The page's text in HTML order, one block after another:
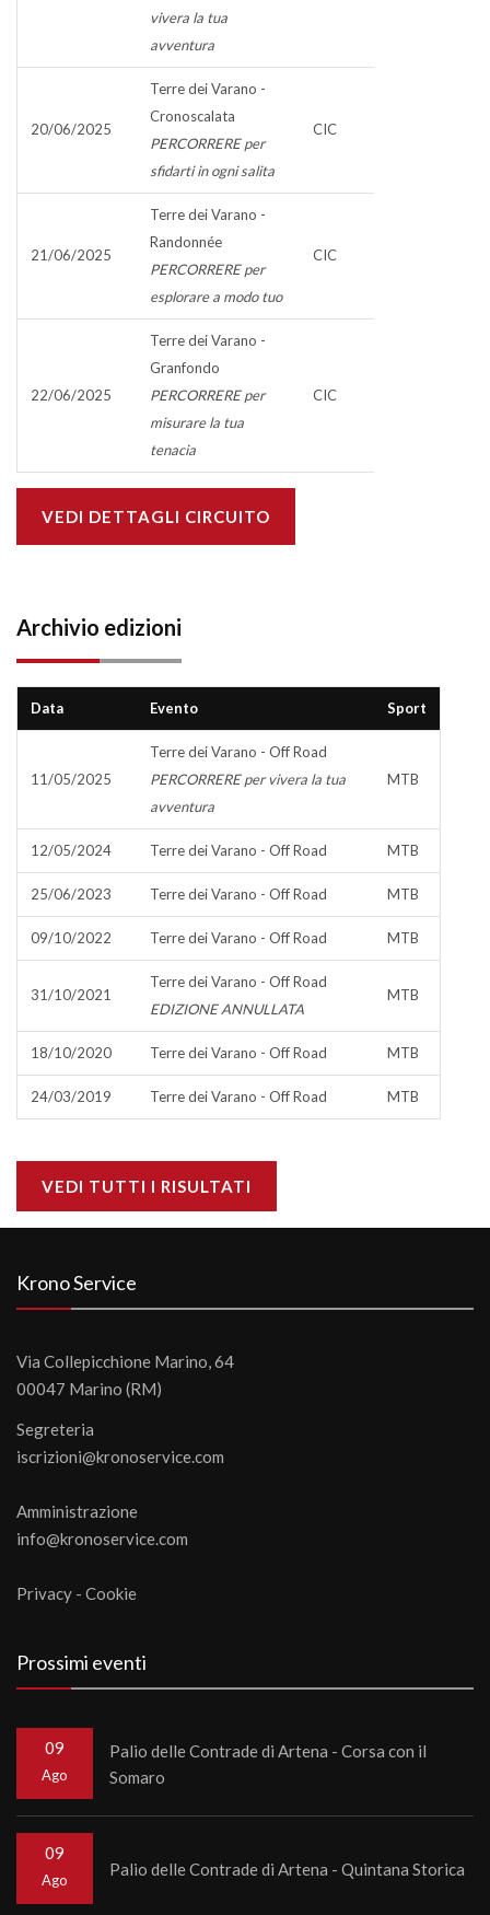
vivera la tua
avventura
20/06/2025
Terre dei Varano -
Cronoscalata
PERCORRERE per
sfidarti in ogni salita
CIC
21/06/2025
Terre dei Varano -
Randonnée
PERCORRERE per
esplorare a modo tuo
CIC
22/06/2025
Terre dei Varano -
Granfondo
PERCORRERE per
misurare la tua
tenacia
CIC
VEDI DETTAGLI CIRCUITO
Archivio edizioni
Data Evento Sport
11/05/2025
Terre dei Varano - Off Road
PERCORRERE per vivera la tua
avventura
MTB
12/05/2024 Terre dei Varano - Off Road MTB
25/06/2023 Terre dei Varano - Off Road MTB
09/10/2022 Terre dei Varano - Off Road MTB
31/10/2021
Terre dei Varano - Off Road
EDIZIONE ANNULLATA
MTB
18/10/2020 Terre dei Varano - Off Road MTB
24/03/2019 Terre dei Varano - Off Road MTB
VEDI TUTTI I RISULTATI
Krono Service
Via Collepicchione Marino, 64
00047 Marino (RM)
Segreteria
iscrizioni@kronoservice.com
Amministrazione
info@kronoservice.com
Privacy - Cookie
Prossimi eventi
09
Ago
Palio delle Contrade di Artena - Corsa con il
Somaro
09
Ago
Palio delle Contrade di Artena - Quintana Storica